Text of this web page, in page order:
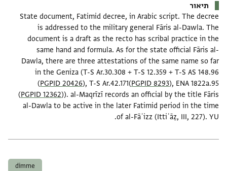
תיאור
State document, Fatimid decree, in Arabic script. The decree
is addressed to the military general Fāris al-Dawla. The
document is a draft as the recto has scribal practice in the
same hand and formula. As for the state official Fāris al-
Dawla, there are three attestations of the same name so far
in the Geniza (T-S Ar.30.308 + T-S 12.359 + T-S AS 148.96
(PGPID 20426), T-S Ar.42.171(PGPID 8293), ENA 1822a.95
(PGPID 12362)). al-Maqrīzī records an official by the title Fāris
al-Dawla to be active in the later Fatimid period in the time
of al-Fāʾizz (Ittiʿāẓ, III, 227). YU.
dimme